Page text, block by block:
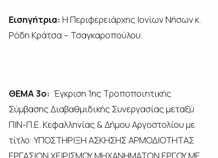
Εισηγήτρια: Η Περιφερειάρχης Ιονίων Νήσων κ.
Ρόδη Κράτσα – Τσαγκαροπούλου.
ΘΕΜΑ 3ο: Έγκριση 1ης Τροποποιητικής
Σύμβασης Διαβαθμιδικής Συνεργασίας μεταξύ
ΠΙΝ-Π.Ε. Κεφαλληνίας & Δήμου Αργοστολίου με
τίτλο: ΥΠΟΣΤΗΡΙΞΗ ΑΣΚΗΣΗΣ ΑΡΜΟΔΙΟΤΗΤΑΣ
ΕΡΓΑΣΙΩΝ ΧΕΙΡΙΣΜΟΥ ΜΗΧΑΝΗΜΑΤΩΝ ΕΡΓΟΥ ΜΕ